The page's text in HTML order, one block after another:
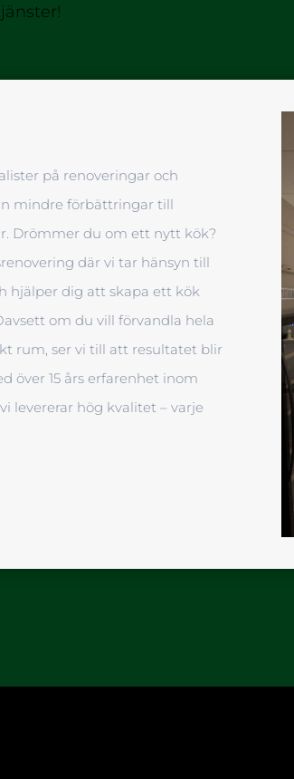
på renoveringar och
mindre förbättringar till
Drömmer du om ett nytt kök?
där vi tar hänsyn till
hjälper dig att skapa ett kök
om du vill förvandla hela
rum, ser vi till att resultatet blir
över 15 års erfarenhet inom
levererar hög kvalitet – varje